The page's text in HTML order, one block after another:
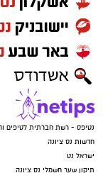
נטיפס - רשת חברתית לטיפים
חדשות נס ציונה
ישראל נט
תיקון שער חשמלי נס ציונה